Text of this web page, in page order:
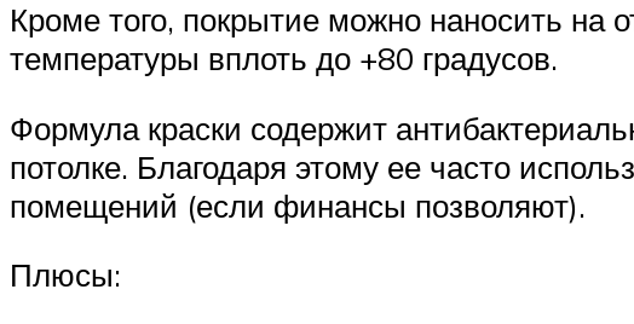
Кроме того, покрытие можно наносить
температуры вплоть до +80 градусов.
Формула краски содержит
потолке. Благодаря этому ее часто
помещений (если финансы позволяют).
Плюсы: